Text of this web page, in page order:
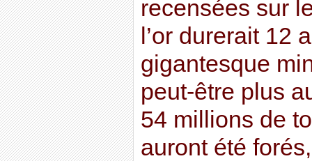
recensées sur
l’or durerait 12
gigantesque
peut-être plus
54 millions de
auront été